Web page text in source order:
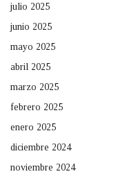
julio 2025
junio 2025
mayo 2025
abril 2025
marzo 2025
febrero 2025
enero 2025
diciembre 2024
noviembre 2024